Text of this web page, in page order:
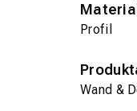
Material
Profil
Wand &